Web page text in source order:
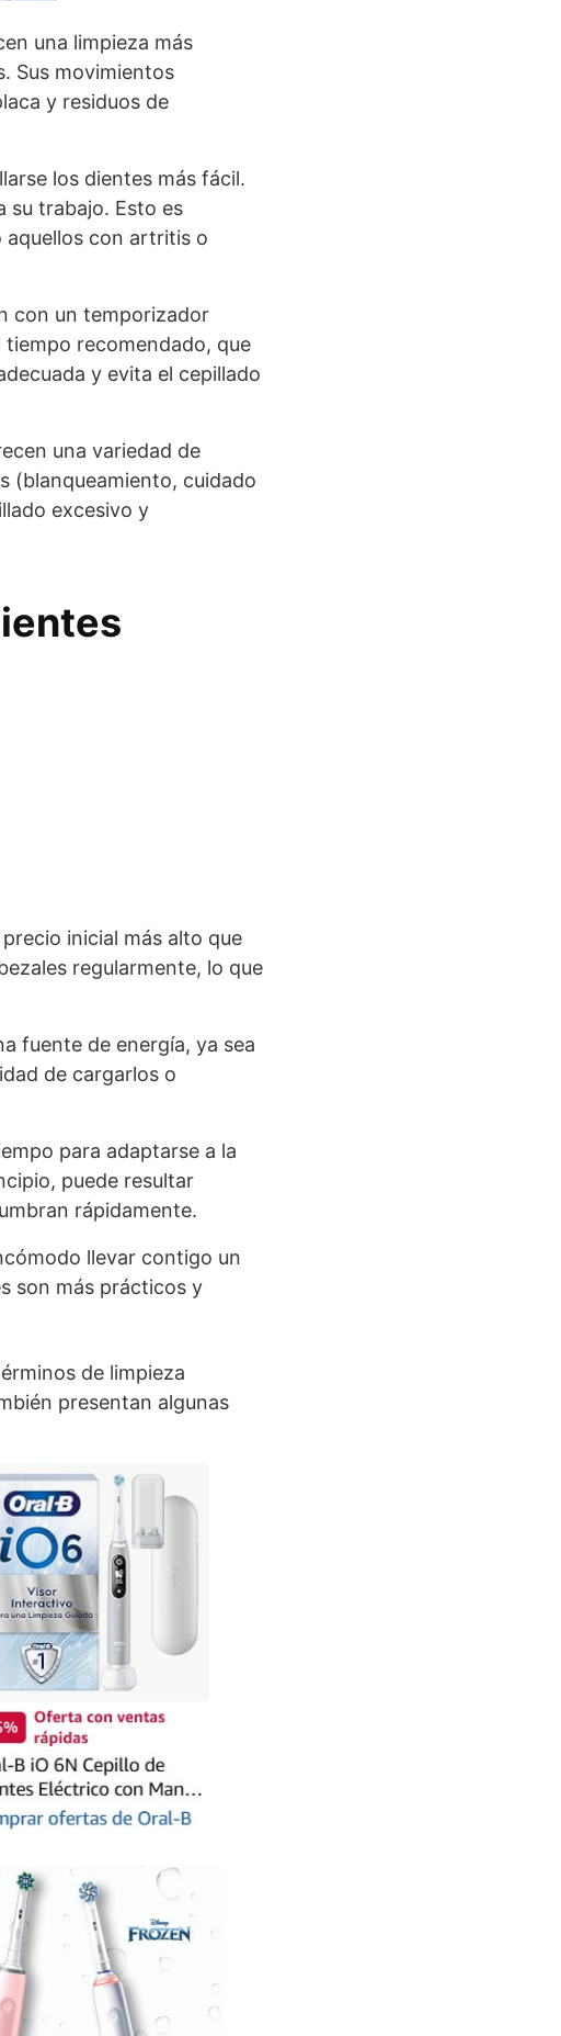
una limpieza más
Sus movimientos
y residuos de
los dientes más fácil.
su trabajo. Esto es
aquellos con artritis o
con un temporizador
recomendado, que
y evita el cepillado
una variedad de
(blanqueamiento, cuidado
excesivo y
inicial más alto que
regularmente, lo que
fuente de energía, ya sea
de cargarlos o
para adaptarse a la
puede resultar
rápidamente.
llevar contigo un
son más prácticos y
de limpieza
presentan algunas